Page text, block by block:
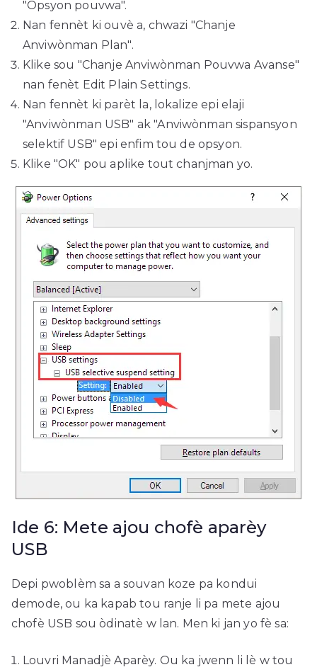
"Opsyon pouvwa".
Nan fennèt ki ouvè a, chwazi "Chanje
Anviwònman Plan".
Klike sou "Chanje Anviwònman Pouvwa Avanse"
nan fenèt Edit Plain Settings.
Nan fennèt ki parèt la, lokalize epi elaji
"Anviwònman USB" ak "Anviwònman sispansyon
selektif USB" epi enfim tou de opsyon.
Klike "OK" pou aplike tout chanjman yo.
Ide 6: Mete ajou chofè aparèy
USB
Depi pwoblèm sa a souvan koze pa kondui
demode, ou ka kapab tou ranje li pa mete ajou
chofè USB sou òdinatè w lan. Men ki jan yo fè sa:
Louvri Manadjè Aparèy. Ou ka jwenn li lè w tou